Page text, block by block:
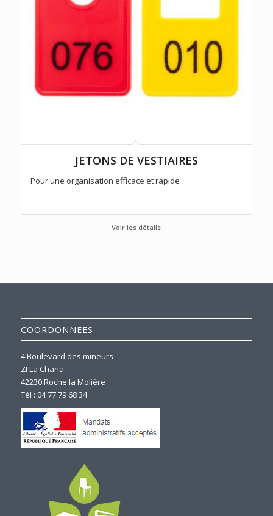
JETONS DE VESTIAIRES
Pour une organisation efficace et rapide
Voir les détails
COORDONNEES
4 Boulevard des mineurs
ZI La Chana
42230 Roche la Molière
Tél : 04 77 79 68 34